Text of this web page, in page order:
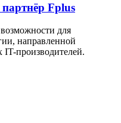
Fplus
для
направленной
IT-производителей.